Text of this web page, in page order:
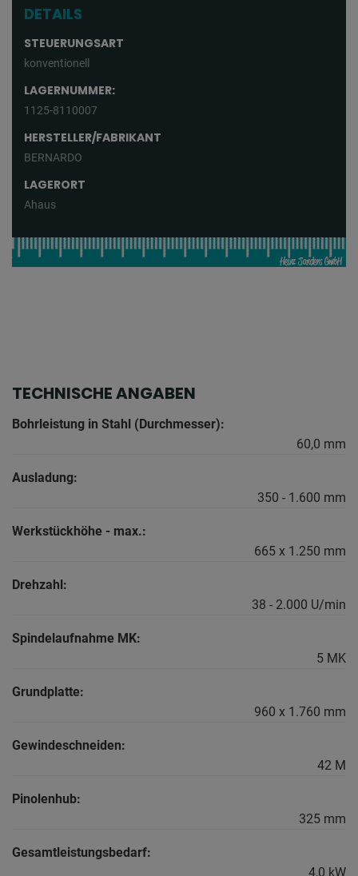
DETAILS
STEUERUNGSART
konventionell
LAGERNUMMER:
1125-8110007
HERSTELLER/FABRIKANT
BERNARDO
LAGERORT
Ahaus
TECHNISCHE ANGABEN
Bohrleistung in Stahl (Durchmesser):
60,0 mm
Ausladung:
350 - 1.600 mm
Werkstückhöhe - max.:
665 x 1.250 mm
Drehzahl:
38 - 2.000 U/min
Spindelaufnahme MK:
5 MK
Grundplatte:
960 x 1.760 mm
Gewindeschneiden:
42 M
Pinolenhub:
325 mm
Gesamtleistungsbedarf:
4,0 kW